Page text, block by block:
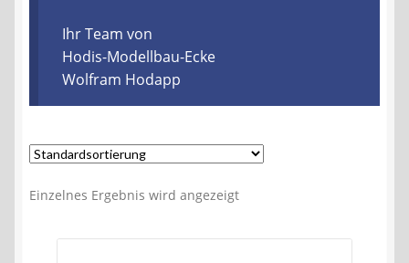
KontaktIhr Team von
Hodis-Modellbau-Ecke
Wolfram Hodapp
Einzelnes Ergebnis wird angezeigt